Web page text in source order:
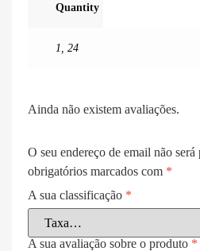
Quantity
1, 24
Ainda não existem avaliações.
O seu endereço de email não será
obrigatórios marcados com *
A sua classificação *
A sua avaliação sobre o produto *